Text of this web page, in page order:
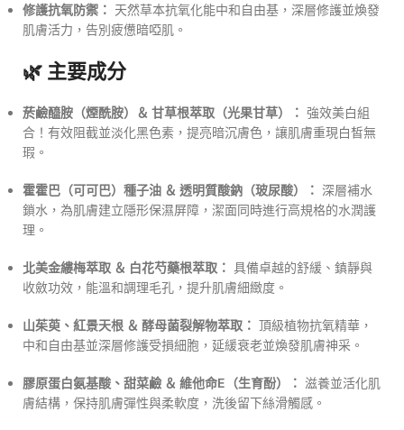
修護抗氧防禦： 天然草本抗氧化能中和自由基，深層修護並煥發
肌膚活力，告別疲憊暗啞肌。
🌿 主要成分
菸鹼醯胺（煙酰胺）＆ 甘草根萃取（光果甘草）： 強效美白組
合！有效阻截並淡化黑色素，提亮暗沉膚色，讓肌膚重現白皙無
瑕。
霍霍巴（可可巴）種子油 ＆ 透明質酸鈉（玻尿酸）： 深層補水
鎖水，為肌膚建立隱形保濕屏障，潔面同時進行高規格的水潤護
理。
北美金縷梅萃取 ＆ 白花芍藥根萃取： 具備卓越的舒緩、鎮靜與
收斂功效，能溫和調理毛孔，提升肌膚細緻度。
山茱萸、紅景天根 ＆ 酵母菌裂解物萃取： 頂級植物抗氧精華，
中和自由基並深層修護受損細胞，延緩衰老並煥發肌膚神采。
膠原蛋白氨基酸、甜菜鹼 ＆ 維他命E（生育酚）： 滋養並活化肌
膚結構，保持肌膚彈性與柔軟度，洗後留下絲滑觸感。